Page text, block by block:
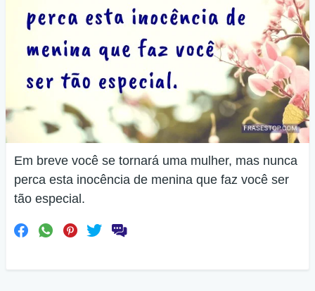
Em breve você se tornará uma mulher, mas nunca
perca esta inocência de menina que faz você ser
tão especial.